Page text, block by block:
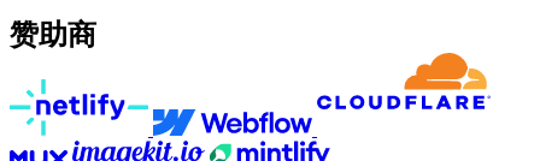
赞助商